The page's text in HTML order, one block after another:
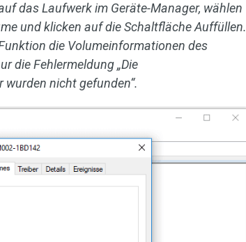
das Laufwerk im Geräte-Manager, wählen
und klicken auf die Schaltfläche Auffüllen.
die Volumeinformationen des
die Fehlermeldung „Die
nicht gefunden“.